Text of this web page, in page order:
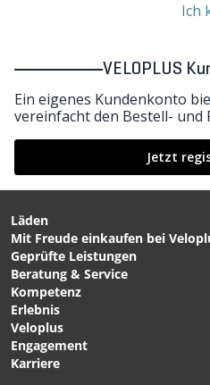
Ich
VELOPLUS
Ein eigenes Kundenkonto
vereinfacht den Bestell- und
Jetzt
Läden
Mit Freude einkaufen bei
Geprüfte Leistungen
Beratung & Service
Kompetenz
Erlebnis
Veloplus
Engagement
Karriere